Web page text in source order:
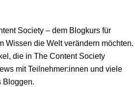
Society – dem Blogkurs für
Wissen die Welt verändern möchten.
die in The Content Society
mit Teilnehmer:innen und viele
Bloggen.